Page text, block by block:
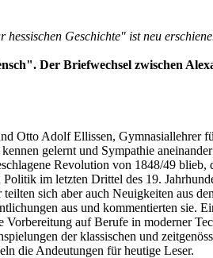
Geschichte" ist neu
Der Briefwechsel zwischen
Otto Adolf Ellissen, Gymnasiallehrer
gelernt und Sympathie
Revolution von 1848/49
im letzten Drittel des 19.
sich aber auch Neuigkeiten aus
aus und kommentierten sie.
auf Berufe in moderner
der klassischen und
die Andeutungen für heutige Leser.